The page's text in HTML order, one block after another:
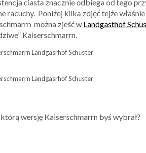
ciasta znacznie odbiega od tego
racuchy. Poniżej kilka zdjęć tejże
można zjeść w Landgasthof
Kaiserschmarrn.
wersję Kaiserschmarrn byś wybrał?